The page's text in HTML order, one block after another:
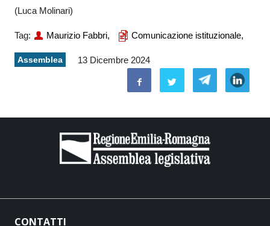
(Luca Molinari)
Tag: Maurizio Fabbri, Comunicazione istituzionale,
Assemblea 13 Dicembre 2024
CONTATTI